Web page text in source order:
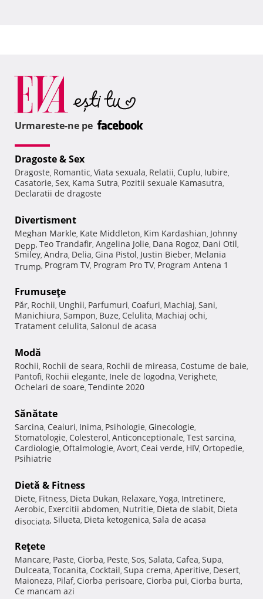
Urmareste-ne pe
Dragoste & Sex
Dragoste, Romantic, Viata sexuala, Relatii, Cuplu, Iubire,
Casatorie, Sex, Kama Sutra, Pozitii sexuale Kamasutra,
Declaratii de dragoste
Divertisment
Meghan Markle, Kate Middleton, Kim Kardashian, Johnny
Depp, Teo Trandafir, Angelina Jolie, Dana Rogoz, Dani Otil,
Smiley, Andra, Delia, Gina Pistol, Justin Bieber, Melania
Trump, Program TV, Program Pro TV, Program Antena 1
Frumuseţe
Păr, Rochii, Unghii, Parfumuri, Coafuri, Machiaj, Sani,
Manichiura, Sampon, Buze, Celulita, Machiaj ochi,
Tratament celulita, Salonul de acasa
Modă
Rochii, Rochii de seara, Rochii de mireasa, Costume de baie,
Pantofi, Rochii elegante, Inele de logodna, Verighete,
Ochelari de soare, Tendinte 2020
Sănătate
Sarcina, Ceaiuri, Inima, Psihologie, Ginecologie,
Stomatologie, Colesterol, Anticonceptionale, Test sarcina,
Cardiologie, Oftalmologie, Avort, Ceai verde, HIV, Ortopedie,
Psihiatrie
Dietă & Fitness
Diete, Fitness, Dieta Dukan, Relaxare, Yoga, Intretinere,
Aerobic, Exercitii abdomen, Nutritie, Dieta de slabit, Dieta
disociata, Silueta, Dieta ketogenica, Sala de acasa
Reţete
Mancare, Paste, Ciorba, Peste, Sos, Salata, Cafea, Supa,
Dulceata, Tocanita, Cocktail, Supa crema, Aperitive, Desert,
Maioneza, Pilaf, Ciorba perisoare, Ciorba pui, Ciorba burta,
Ce mancam azi